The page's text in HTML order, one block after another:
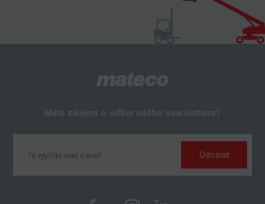
Máte záujem o odber nášho newsletteru?
Odoslať